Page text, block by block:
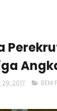
2017 BEM